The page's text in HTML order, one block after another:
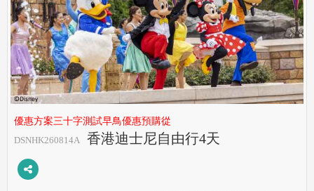
優惠方案三十字測試早鳥優惠預購從
DSNHK260814A
香港迪士尼自由行4天